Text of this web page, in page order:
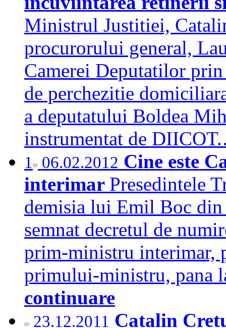
Ministrul Justitiei,
procurorului general,
Camerei Deputatilor
de perchezitie
a deputatului Boldea
instrumentat de
1 06.02.2012 Cine este
interimar Presedintele
demisia lui Emil Boc
semnat decretul de
prim-ministru interimar,
primului-ministru, pana
continuare
23.12.2011 Catalin